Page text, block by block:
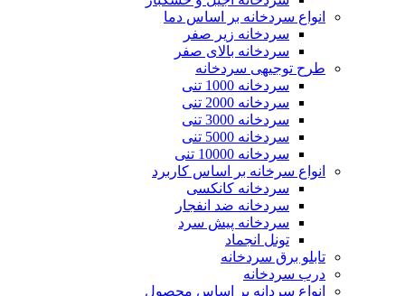
سایت گلس
پوسته کر درایر
انواع سردخانه بر اساس دما
سردخانه زیر صفر
سردخانه بالای صفر
طرح توجیهی سردخانه
سردخانه 1000 تنی
سردخانه 2000 تنی
سردخانه 3000 تنی
سردخانه 5000 تنی
سردخانه 10000 تنی
انواع سرخانه بر اساس کاربرد
سردخانه کانکسی
سردخانه ضد انفجار
سردخانه پیش سرد
تونل انجماد
تابلو برق سردخانه
درب سردخانه
انواع سردانه بر اساس محصول